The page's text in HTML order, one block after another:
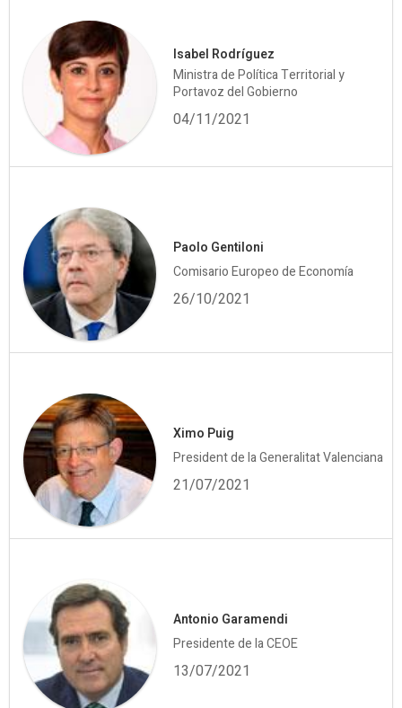
Isabel Rodríguez
Ministra de Política Territorial y
Portavoz del Gobierno
04/11/2021
Paolo Gentiloni
Comisario Europeo de Economía
26/10/2021
Ximo Puig
President de la Generalitat Valenciana
21/07/2021
Antonio Garamendi
Presidente de la CEOE
13/07/2021